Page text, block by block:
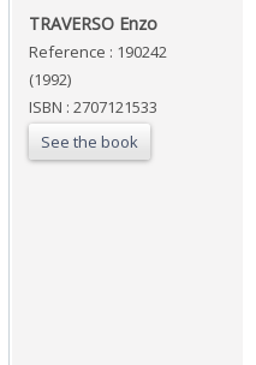
‎TRAVERSO Enzo‎
Reference : 190242
(1992)
ISBN : 2707121533
See the book